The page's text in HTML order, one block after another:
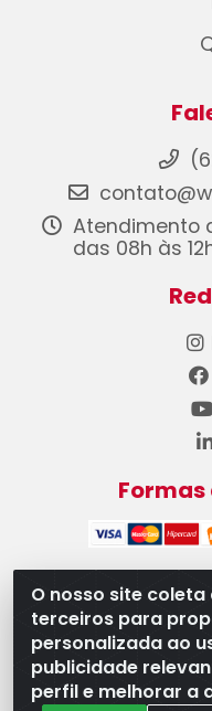
O nosso site
terceiros para
personalizada ao
publicidade
perfil e melhorar a
Atendimento
das 08h às
WB
08.528.393/0001-12
Oeste Industrial,